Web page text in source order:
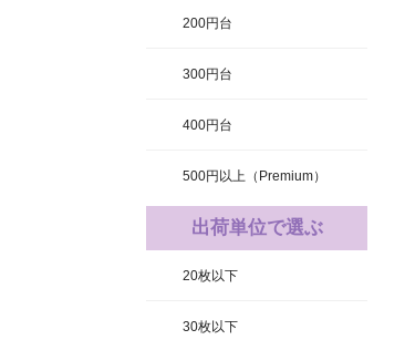
200円台
300円台
400円台
500円以上（Premium）
出荷単位で選ぶ
20枚以下
30枚以下